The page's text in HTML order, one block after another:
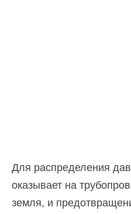
Для распределения
оказывает на
земля, и